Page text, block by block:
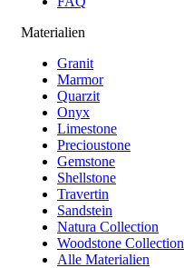
Materialien
Granit
Marmor
Quarzit
Onyx
Limestone
Precioustone
Gemstone
Shellstone
Travertin
Sandstein
Natura Collection
Woodstone Collection
Alle Materialien